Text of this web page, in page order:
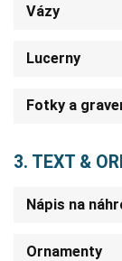
Vázy
Lucerny
Fotky a
3. TEXT &
Nápis na
Ornamenty